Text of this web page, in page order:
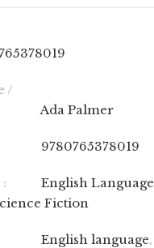
/
Ada Palmer
9780765378019
English Language
Fiction
English language